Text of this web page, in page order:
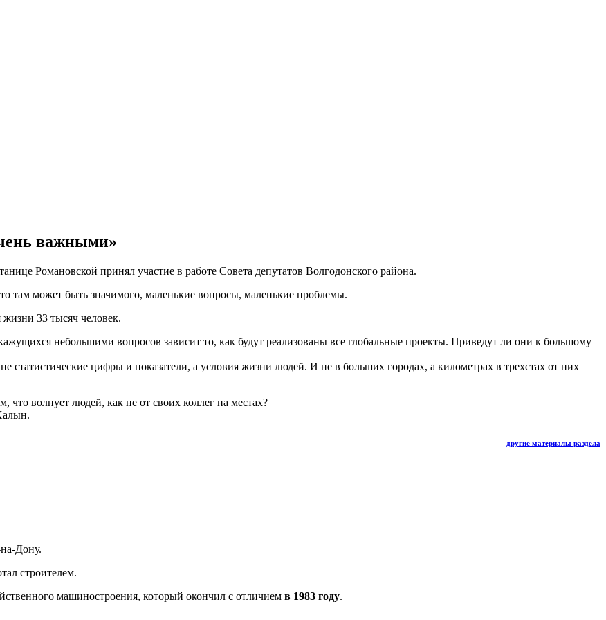
важными»
Романовской принял участие в работе Совета депутатов Волгодонского района.
там может быть значимого, маленькие вопросы, маленькие проблемы.
33 тысяч человек.
небольшими вопросов зависит то, как будут реализованы все глобальные проекты. Приведут ли они к большому
статистические цифры и показатели, а условия жизни людей. И не в больших городах, а километрах в трехстах от них
волнует людей, как не от своих коллег на местах?
другие материалы раздела
Дону.
строителем.
машиностроения, который окончил с отличием в 1983 году.